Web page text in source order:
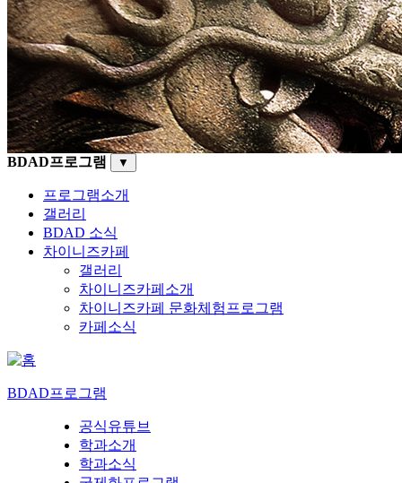
BDAD프로그램 ▼
프로그램소개
갤러리
BDAD 소식
차이니즈카페
갤러리
차이니즈카페소개
차이니즈카페 문화체험프로그램
카페소식
BDAD프로그램
공식유튜브
학과소개
학과소식